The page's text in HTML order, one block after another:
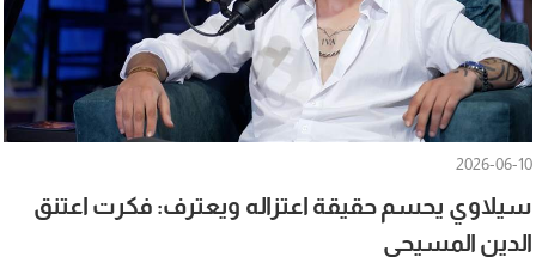
2026-06-10
سيلاوي يحسم حقيقة اعتزاله ويعترف: فكرت اعتنق
الدين المسيحي